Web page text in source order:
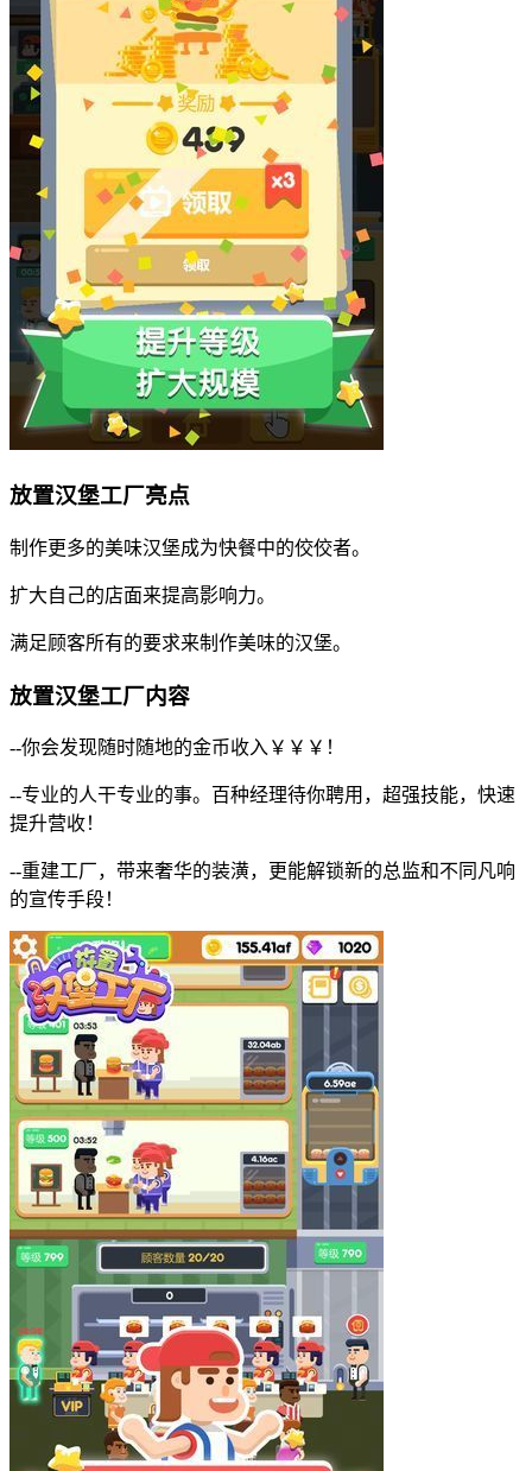
放置汉堡工厂亮点
制作更多的美味汉堡成为快餐中的佼佼者。
扩大自己的店面来提高影响力。
满足顾客所有的要求来制作美味的汉堡。
放置汉堡工厂内容
--你会发现随时随地的金币收入￥￥￥！
--专业的人干专业的事。百种经理待你聘用，超强技能，快速
提升营收！
--重建工厂，带来奢华的装潢，更能解锁新的总监和不同凡响
的宣传手段！